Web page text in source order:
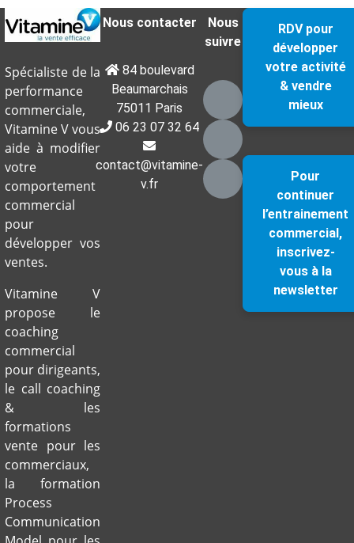
Spécialiste de la
performance
commerciale,
Vitamine V vous
aide à modifier
votre
comportement
commercial
pour
développer vos
ventes.
Vitamine V
propose le
coaching
commercial
pour dirigeants,
le call coaching
& les
formations
vente pour les
commerciaux,
la formation
Process
Communication
Nous contacter
84 boulevard
Beaumarchais
75011 Paris
06 23 07 32 64
contact@vitamine-
v.fr
Nous
suivre
RDV pour
développer
votre activité
& vendre
mieux
Pour
continuer
l’entrainement
commercial,
inscrivez-
vous à la
newsletter